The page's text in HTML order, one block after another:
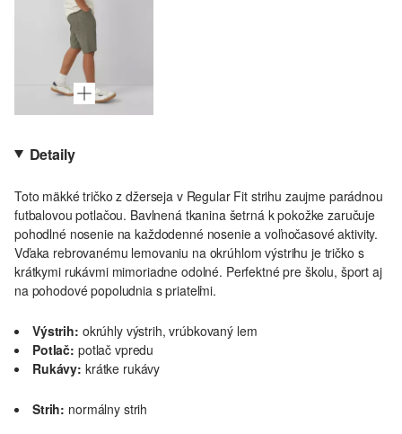
Detaily
Toto mäkké tričko z džerseja v Regular Fit strihu zaujme parádnou
futbalovou potlačou. Bavlnená tkanina šetrná k pokožke zaručuje
pohodlné nosenie na každodenné nosenie a voľnočasové aktivity.
Vďaka rebrovanému lemovaniu na okrúhlom výstrihu je tričko s
krátkymi rukávmi mimoriadne odolné. Perfektné pre školu, šport aj
na pohodové popoludnia s priateľmi.
Výstrih: okrúhly výstrih, vrúbkovaný lem
Potlač: potlač vpredu
Rukávy: krátke rukávy
Strih: normálny strih